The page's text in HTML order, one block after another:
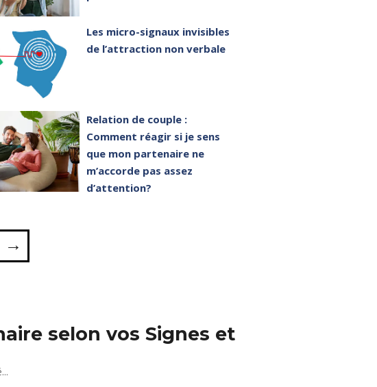
Les micro-signaux invisibles
de l’attraction non verbale
Relation de couple :
Comment réagir si je sens
que mon partenaire ne
m’accorde pas assez
d’attention?
→
selon vos Signes et